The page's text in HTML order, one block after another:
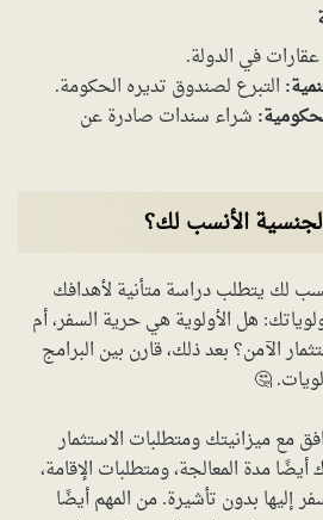
في الدولة.
التبرع لصندوق تديره الحكومة.
شراء سندات صادرة عن
الأنسب لك؟
لك يتطلب دراسة متأنية لأهدافك
هل الأولوية هي حرية السفر، أم
الآمن؟ بعد ذلك، قارن بين البرامج
🤔
مع ميزانيتك ومتطلبات الاستثمار
مدة المعالجة، ومتطلبات الإقامة،
إليها بدون تأشيرة. من المهم أيضًا